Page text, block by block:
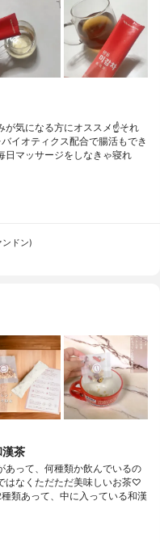
が気になる方にオススメ☝️それ
イオティクス配合で腸活もでき
日マッサージをしなきゃ寝れ
ドン)
茶
あって、何種類か飲んでいるの
はなくただただ美味しいお茶♡
類あって、中に入っている和漢